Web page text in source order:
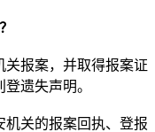
报案，并取得报案证
遗失声明。
关的报案回执、登报